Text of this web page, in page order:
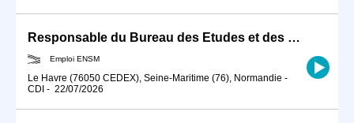
Responsable du Bureau des Etudes et des Formations (BEF)
Emploi ENSM
Le Havre (76050 CEDEX), Seine-Maritime (76), Normandie -
CDI - 22/07/2026